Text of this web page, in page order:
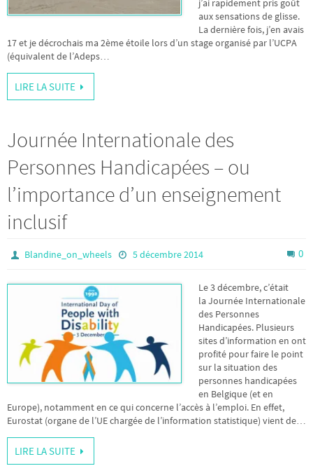
j’ai rapidement pris goût
aux sensations de glisse.
La dernière fois, j’en avais
17 et je décrochais ma 2ème étoile lors d’un stage organisé par l’UCPA
(équivalent de l’Adeps…
LIRE LA SUITE
Journée Internationale des
Personnes Handicapées – ou
l’importance d’un enseignement
inclusif
Blandine_on_wheels 5 décembre 2014 0
Le 3 décembre, c’était
la Journée Internationale
des Personnes
Handicapées. Plusieurs
sites d’information en ont
profité pour faire le point
sur la situation des
personnes handicapées
en Belgique (et en
Europe), notamment en ce qui concerne l’accès à l’emploi. En effet,
Eurostat (organe de l’UE chargée de l’information statistique) vient de…
LIRE LA SUITE